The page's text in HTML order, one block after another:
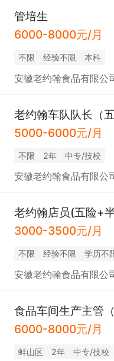
管培生
6000-8000元/月
不限 经验不限 本科
安徽老约翰食品有限公
老约翰车队队长（
5000-6000元/月
不限 2年 中专/技校
安徽老约翰食品有限公
老约翰店员(五险+半
3000-3500元/月
不限 经验不限 学历不
安徽老约翰食品有限公
食品车间生产主管
6000-8000元/月
蚌山区 2年 中专/技校